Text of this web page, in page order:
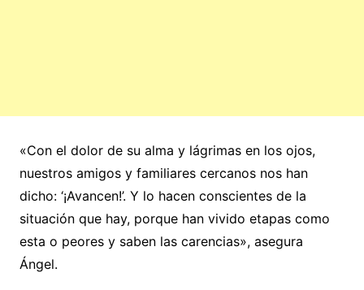
«Con el dolor de su alma y lágrimas en los ojos,
nuestros amigos y familiares cercanos nos han
dicho: ‘¡Avancen!’. Y lo hacen conscientes de la
situación que hay, porque han vivido etapas como
esta o peores y saben las carencias», asegura
Ángel.